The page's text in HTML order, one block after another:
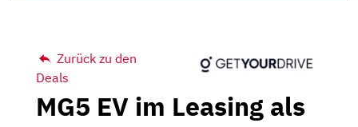
Zurück zu den
Deals
MG5 EV im Leasing als